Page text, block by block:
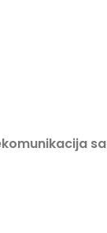
sa